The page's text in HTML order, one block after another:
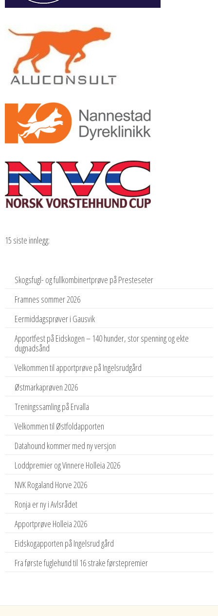
15 siste innlegg:
Skogsfugl- og fullkombinertprøve på Presteseter
Framnes sommer 2026
Eermiddagsprøver i Gausvik
Apportfest på Eidskogen – 140 hunder, stor spenning og ekte
dugnadsånd
Velkommen til apportprøve på Ingelsrudgård
Østmarkaprøven 2026
Treningssamling på Ervalla
Velkommen til Østfoldapporten
Datahound kommer med ny versjon
Loddpremier og Vinnere Holleia 2026
NVK Rogaland Horve 2026
Ronja er ny i Avlsrådet
Apportprøve Holleia 2026
Eidskogapporten på Ingelsrud gård
Fra første fuglehund til 16 strake førstepremier